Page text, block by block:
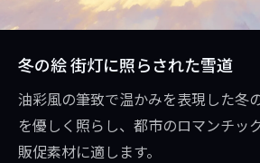
冬の絵 街灯に照らされた雪道
油彩風の筆致で温かみを表現した冬
を優しく照らし、都市のロマンチッ
販促素材に適します。